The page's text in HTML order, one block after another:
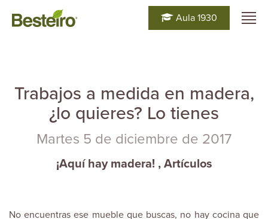
Aula 1930
Trabajos a medida en madera,
¿lo quieres? Lo tienes
Martes 5 de diciembre de 2017
¡Aquí hay madera! , Artículos
No encuentras ese mueble que buscas, no hay cocina que